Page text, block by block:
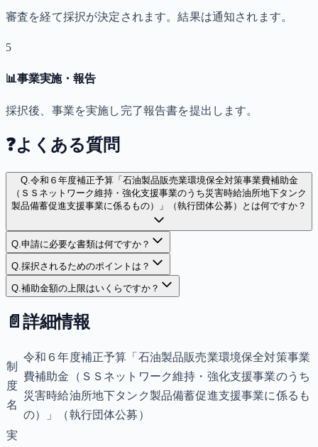
審査を経て採択が決定されます。結果は通知されます。
5
📊事業実施・報告
採択後、事業を実施し完了報告書を提出します。
❓よくある質問
Q.令和６年度補正予算「石油製品販売業環境保全対策事業費補助金
（ＳＳネットワーク維持・強化支援事業のうち災害時給油所地下タンク
製品備蓄促進支援事業に係るもの）」（執行団体公募）とは何ですか？
Q.申請に必要な書類は何ですか？
Q.採択されるためのポイントは？
Q.補助金額の上限はいくらですか？
📄 詳細情報
制
度
名
令和６年度補正予算「石油製品販売業環境保全対策事業
費補助金（ＳＳネットワーク維持・強化支援事業のうち
災害時給油所地下タンク製品備蓄促進支援事業に係るも
の）」（執行団体公募）
実